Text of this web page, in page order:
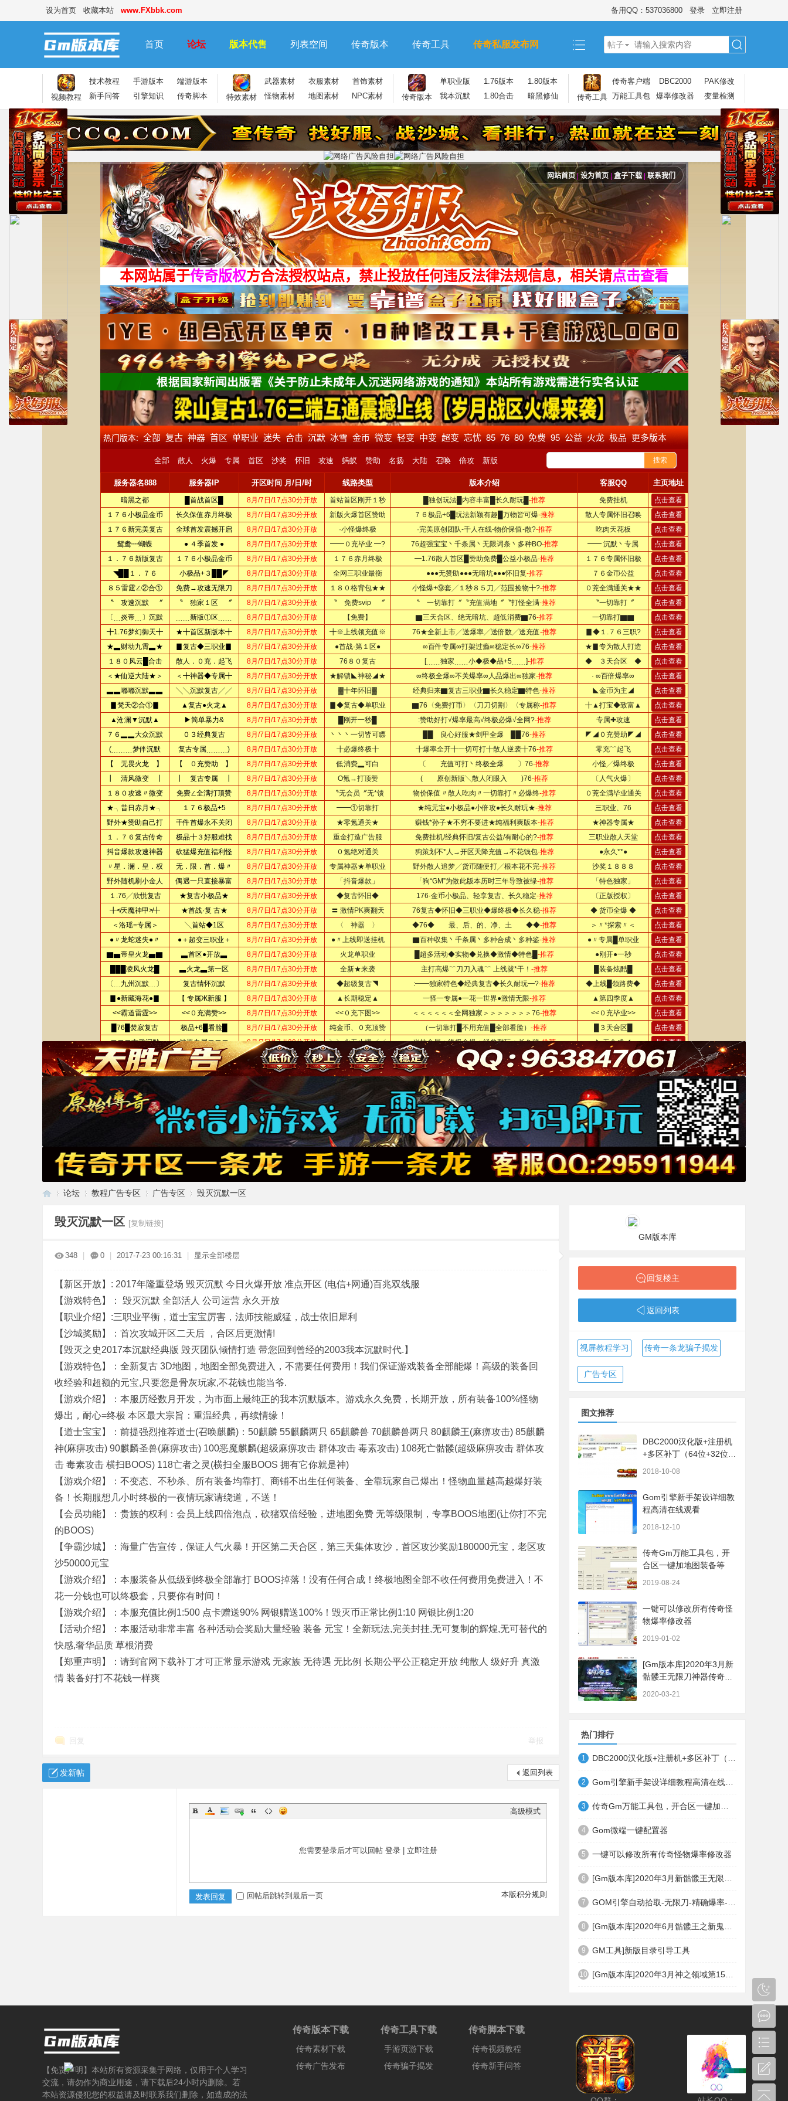
设为首页 收藏本站 www.FXbbk.com 备用QQ：537036800 登录 立即注册
首页 论坛 版本代售 列表空间 传奇版本 传奇工具 传奇私服发布网 帖子
索
视频教程
技术教程 手游版本
端游版本
新手问答
引擎知识 传奇脚本 特效素材
武器素材 衣服素材
首饰素材
怪物素材
地图素材 NPC素材 传奇版本
单职业版 1.76版本
1.80版本
我本沉默
1.80合击 暗黑修仙 传奇工具
传奇客户端 DBC2000
PAK修改
万能工具包
爆率修改器 变量检测
论坛 教程广告专区 广告专区 毁灭沉默一区
毁灭沉默一区 [复制链接]
348 0 2017-7-23 00:16:31 显示全部楼层
【新区开放】: 2017年隆重登场 毁灭沉默 今日火爆开放 准点开区 (电信+网通)百兆双线服
【游戏特色】： 毁灭沉默 全部活人 公司运营 永久开放
【职业介绍】:三职业平衡，道士宝宝厉害，法师技能威猛，战士依旧犀利
【沙城奖励】：首次攻城开区二天后 ，合区后更激情!
【毁灭之史2017本沉默经典版 毁灭团队倾情打造 带您回到曾经的2003我本沉默时代.】
【游戏特色】：全新复古 3D地图，地图全部免费进入，不需要任何费用！我们保证游戏装备全部能爆！高级的装备回
收经验和超额的元宝,只要您是骨灰玩家,不花钱也能当爷.
【游戏介绍】：本服历经数月开发，为市面上最纯正的我本沉默版本。游戏永久免费，长期开放，所有装备100%怪物
爆出，耐心=终极 本区最大宗旨：重温经典，再续情缘！
【道士宝宝】：前提强烈推荐道士(召唤麒麟)：50麒麟 55麒麟两只 65麒麟兽 70麒麟兽两只 80麒麟王(麻痹攻击) 85麒麟
神(麻痹攻击) 90麒麟圣兽(麻痹攻击) 100恶魔麒麟(超级麻痹攻击 群体攻击 毒素攻击) 108死亡骷髅(超级麻痹攻击 群体攻
击 毒素攻击 横扫BOOS) 118亡者之灵(横扫全服BOOS 拥有它你就是神)
【游戏介绍】：不变态、不秒杀、所有装备均靠打、商铺不出生任何装备、全靠玩家自己爆出！怪物血量越高越爆好装
备！长期服想几小时终极的一夜情玩家请绕道，不送！
【会员功能】：贵族的权利：会员上线四倍泡点，砍猪双倍经验，进地图免费 无等级限制，专享BOOS地图(让你打不完
的BOOS)
【争霸沙城】：海量广告宣传，保证人气火暴！开区第二天合区，第三天集体攻沙，首区攻沙奖励180000元宝，老区攻
沙50000元宝
【游戏介绍】：本服装备从低级到终极全部靠打 BOOS掉落！没有任何合成！终极地图全部不收任何费用免费进入！不
花一分钱也可以终极套，只要你有时间！
【游戏介绍】：本服充值比例1:500 点卡赠送90% 网银赠送100%！毁灭币正常比例1:10 网银比例1:20
【活动介绍】：本服活动非常丰富 各种活动会奖励大量经验 装备 元宝！全新玩法,完美封挂,无可复制的辉煌,无可替代的
快感,奢华品质 草根消费
【郑重声明】：请到官网下载补丁才可正常显示游戏 无家族 无待遇 无比例 长期公平公正稳定开放 纯散人 级好升 真激
情 装备好打不花钱一样爽
回复 举报
返回列表
发新帖
高级模式
您需要登录后才可以回帖 登录| 立即注册
本版积分规则
发表回复 回帖后跳转到最后一页
GM版本库
回复楼主
返回列表
视屏教程学习 传奇一条龙骗子揭发
广告专区
图文推荐
DBC2000汉化版+注册机
+多区补丁（64位+32位的
2018-10-08
Gom引擎新手架设详细教
程高清在线观看
2018-12-10
传奇Gm万能工具包，开
合区一键加地图装备等
2019-08-24
一键可以修改所有传奇怪
物爆率修改器
2019-01-02
[Gm版本库]2020年3月新
骷髅王无限刀神器传奇版
2020-03-21
热门排行
1
2
3
4 Gom微端一键配置器
5 一键可以修改所有传奇怪物爆率修改器
6
7
8
9 GM工具]新版目录引导工具
10
【免责声明】本站所有资源采集于网络，仅用于个人学习
交流，请勿作为商业用途，请下载后24小时内删除。若
本站资源侵犯您的权益请及时联系我们删除，如造成的法
传奇版本下载
传奇素材下载
传奇广告发布
传奇工具下载
手游页游下载
传奇骗子揭发
传奇脚本下载
传奇视频教程
传奇新手问答